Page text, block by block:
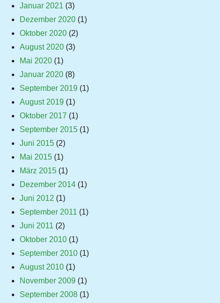
Januar 2021 (3)
Dezember 2020 (1)
Oktober 2020 (2)
August 2020 (3)
Mai 2020 (1)
Januar 2020 (8)
September 2019 (1)
August 2019 (1)
Oktober 2017 (1)
September 2015 (1)
Juni 2015 (2)
Mai 2015 (1)
März 2015 (1)
Dezember 2014 (1)
Juni 2012 (1)
September 2011 (1)
Juni 2011 (2)
Oktober 2010 (1)
September 2010 (1)
August 2010 (1)
November 2009 (1)
September 2008 (1)